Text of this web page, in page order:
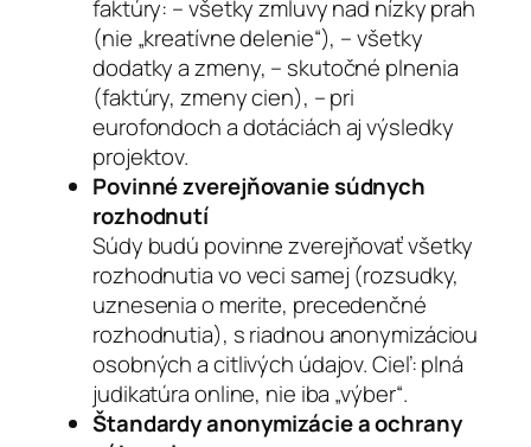
faktúry: – všetky zmluvy nad nízky prah
(nie „kreatívne delenie“), – všetky
dodatky a zmeny, – skutočné plnenia
(faktúry, zmeny cien), – pri
eurofondoch a dotáciách aj výsledky
projektov.
Povinné zverejňovanie súdnych
rozhodnutí
Súdy budú povinne zverejňovať všetky
rozhodnutia vo veci samej (rozsudky,
uznesenia o merite, precedenčné
rozhodnutia), s riadnou anonymizáciou
osobných a citlivých údajov. Cieľ: plná
judikatúra online, nie iba „výber“.
Štandardy anonymizácie a ochrany